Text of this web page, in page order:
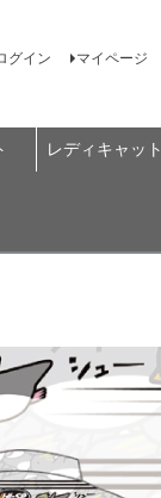
グイン マイページ
レディキャット